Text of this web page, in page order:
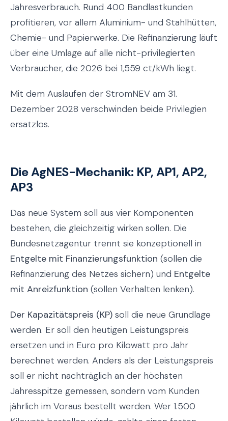
Jahresverbrauch. Rund 400 Bandlastkunden
profitieren, vor allem Aluminium- und Stahlhütten,
Chemie- und Papierwerke. Die Refinanzierung läuft
über eine Umlage auf alle nicht-privilegierten
Verbraucher, die 2026 bei 1,559 ct/kWh liegt.
Mit dem Auslaufen der StromNEV am 31.
Dezember 2028 verschwinden beide Privilegien
ersatzlos.
Die AgNES-Mechanik: KP, AP1, AP2,
AP3
Das neue System soll aus vier Komponenten
bestehen, die gleichzeitig wirken sollen. Die
Bundesnetzagentur trennt sie konzeptionell in
Entgelte mit Finanzierungsfunktion (sollen die
Refinanzierung des Netzes sichern) und Entgelte
mit Anreizfunktion (sollen Verhalten lenken).
Der Kapazitätspreis (KP) soll die neue Grundlage
werden. Er soll den heutigen Leistungspreis
ersetzen und in Euro pro Kilowatt pro Jahr
berechnet werden. Anders als der Leistungspreis
soll er nicht nachträglich an der höchsten
Jahresspitze gemessen, sondern vom Kunden
jährlich im Voraus bestellt werden. Wer 1.500